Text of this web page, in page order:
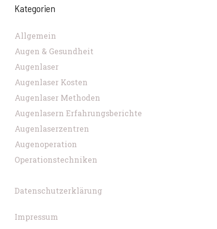
Kategorien
Allgemein
Augen & Gesundheit
Augenlaser
Augenlaser Kosten
Augenlaser Methoden
Augenlasern Erfahrungsberichte
Augenlaserzentren
Augenoperation
Operationstechniken
Datenschutzerklärung
Impressum